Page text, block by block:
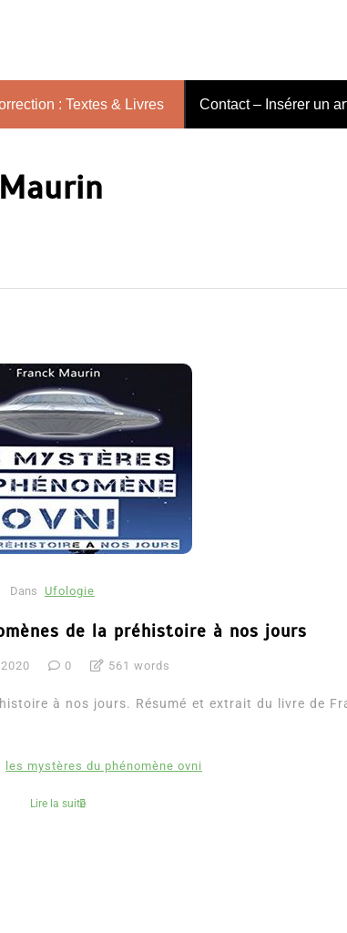
: Textes & Livres Contact – Insérer un
Dans Ufologie
de la préhistoire à nos jours
0 561 words
à nos jours. Résumé et extrait du livre de
les mystères du phénomène ovni
Lire la suite
: été
8 Juil 2026